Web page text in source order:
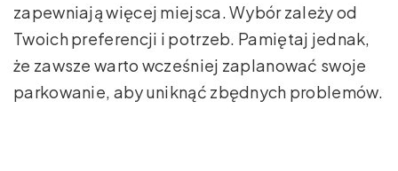
zapewniają więcej miejsca. Wybór zależy od
Twoich preferencji i potrzeb. Pamiętaj jednak,
że zawsze warto wcześniej zaplanować swoje
parkowanie, aby uniknąć zbędnych problemów.